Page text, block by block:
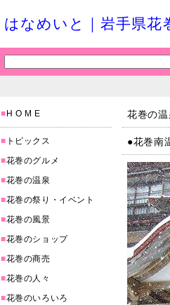
はなめいと｜岩手県花
■ H O M E
■ トピックス
■花巻のグルメ
■花巻の温泉
■花巻の祭り・イベント
■花巻の風景
■花巻のショップ
■花巻の商売
■花巻の人々
■花巻のいろいろ
花巻の温
●花巻南